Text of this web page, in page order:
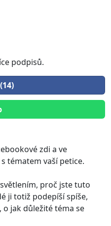
podpisů.
zdi a ve
tématem vaší petice.
proč jste tuto
ji totiž podepíší spíše,
jak důležité téma se